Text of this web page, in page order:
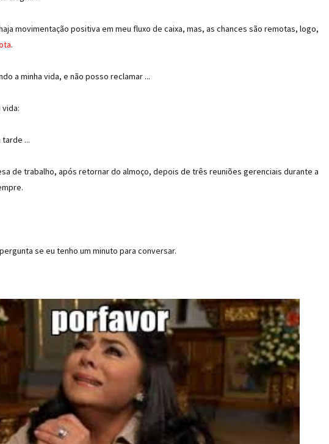
movimentação positiva em meu fluxo de caixa, mas, as chances são remotas, logo,
.
a minha vida, e não posso reclamar ...
vida:
tarde ...
de trabalho, após retornar do almoço, depois de três reuniões gerenciais durante a
se eu tenho um minuto para conversar.